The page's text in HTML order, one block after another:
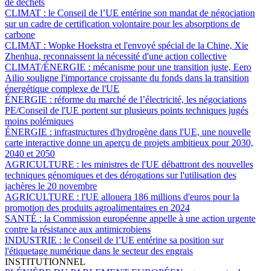
CLIMAT : le Conseil de l’UE entérine son mandat de négociation
sur un cadre de certification volontaire pour les absorptions de
carbone
CLIMAT : Wopke Hoekstra et l'envoyé spécial de la Chine, Xie
Zhenhua, reconnaissent la nécessité d'une action collective
CLIMAT/ÉNERGIE : mécanisme pour une transition juste, Eero
Ailio souligne l'importance croissante du fonds dans la transition
énergétique complexe de l'UE
ÉNERGIE : réforme du marché de l’électricité, les négociations
PE/Conseil de l'UE portent sur plusieurs points techniques jugés
moins polémiques
ÉNERGIE : infrastructures d'hydrogène dans l'UE, une nouvelle
carte interactive donne un aperçu de projets ambitieux pour 2030,
2040 et 2050
AGRICULTURE : les ministres de l'UE débattront des nouvelles
techniques génomiques et des dérogations sur l'utilisation des
jachères le 20 novembre
AGRICULTURE : l'UE allouera 186 millions d'euros pour la
promotion des produits agroalimentaires en 2024
SANTÉ : la Commission européenne appelle à une action urgente
contre la résistance aux antimicrobiens
INDUSTRIE : le Conseil de l’UE entérine sa position sur
l'étiquetage numérique dans le secteur des engrais
INSTITUTIONNEL